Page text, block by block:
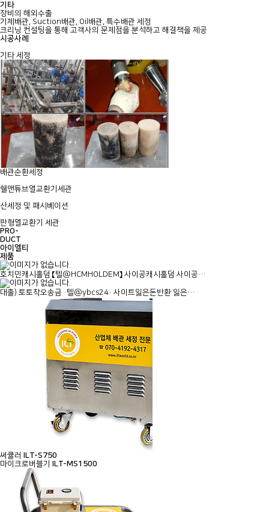
기타
장비의 해외수출
기체배관, Suction배관, Oil배관, 특수배관 세정
크리닝 컨설팅을 통해 고객사의 문제점을 분석하고 해결책을 제공
시공사례
기타 세정
배관순환세정
쉘앤튜브열교환기세관
산세정 및 패시베이션
판형열교환기 세관
PRO-
DUCT
아이엘티
제품
호치민캐시홀덤 【텔@HCMHOLDEM】 사이공캐시홀덤 사이공…
대출) 토토착오송금 ·텔@ybcs24· 사이트잃은돈반환 잃은…
써큘러
ILT-S750
마이크로버블기
ILT-MS1500